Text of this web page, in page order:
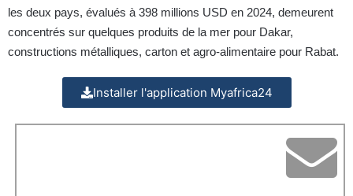
les deux pays, évalués à 398 millions USD en 2024, demeurent
concentrés sur quelques produits de la mer pour Dakar,
constructions métalliques, carton et agro-alimentaire pour Rabat.
Installer l'application Myafrica24